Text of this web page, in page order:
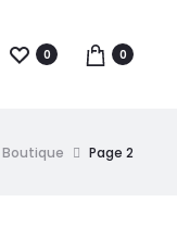
0 0
Boutique Page 2